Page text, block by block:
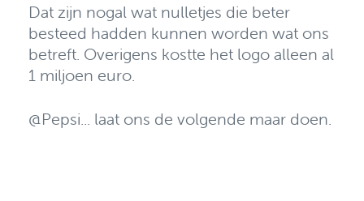
Dat zijn nogal wat nulletjes die beter
besteed hadden kunnen worden wat ons
betreft. Overigens kostte het logo alleen al
1 miljoen euro.
@Pepsi... laat ons de volgende maar doen.